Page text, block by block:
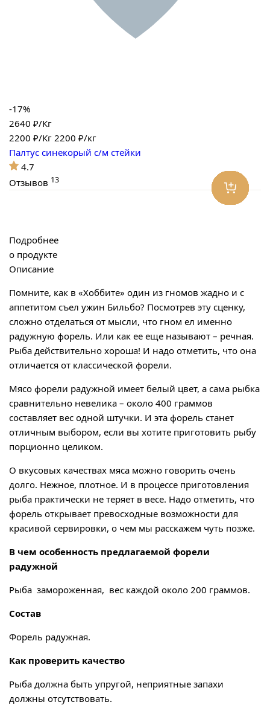
-17%
2640 ₽/Кг
2200 ₽/Кг 2200 ₽/кг
Палтус синекорый с/м стейки
4.7
Отзывов 13
Подробнее
о продукте
Описание
Помните, как в «Хоббите» один из гномов жадно и с
аппетитом съел ужин Бильбо? Посмотрев эту сценку,
сложно отделаться от мысли, что гном ел именно
радужную форель. Или как ее еще называют – речная.
Рыба действительно хороша! И надо отметить, что она
отличается от классической форели.
Мясо форели радужной имеет белый цвет, а сама рыбка
сравнительно невелика – около 400 граммов
составляет вес одной штучки. И эта форель станет
отличным выбором, если вы хотите приготовить рыбу
порционно целиком.
О вкусовых качествах мяса можно говорить очень
долго. Нежное, плотное. И в процессе приготовления
рыба практически не теряет в весе. Надо отметить, что
форель открывает превосходные возможности для
красивой сервировки, о чем мы расскажем чуть позже.
В чем особенность предлагаемой форели
радужной
Рыба замороженная, вес каждой около 200 граммов.
Состав
Форель радужная.
Как проверить качество
Рыба должна быть упругой, неприятные запахи
должны отсутствовать.